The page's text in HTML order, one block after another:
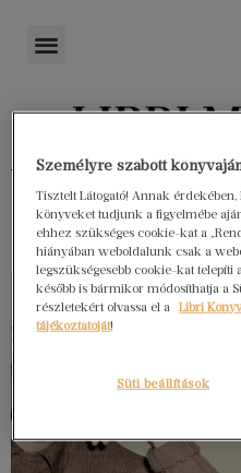
Könyvektől
Személyre szabott
Tisztelt Látogató! Annak
könyveket tudjunk a figyelmébe
ehhez szükséges cookie-kat a
hiányában weboldalunk csak a
legszükségesebb cookie-kat telepíti
később is bármikor módosíthatja a
részletekért olvassa el a
Libri
tájékoztatóját!
Süti beállítások